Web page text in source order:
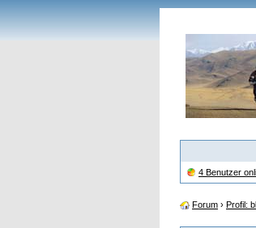
4 Benutzer
Forum › Profil: